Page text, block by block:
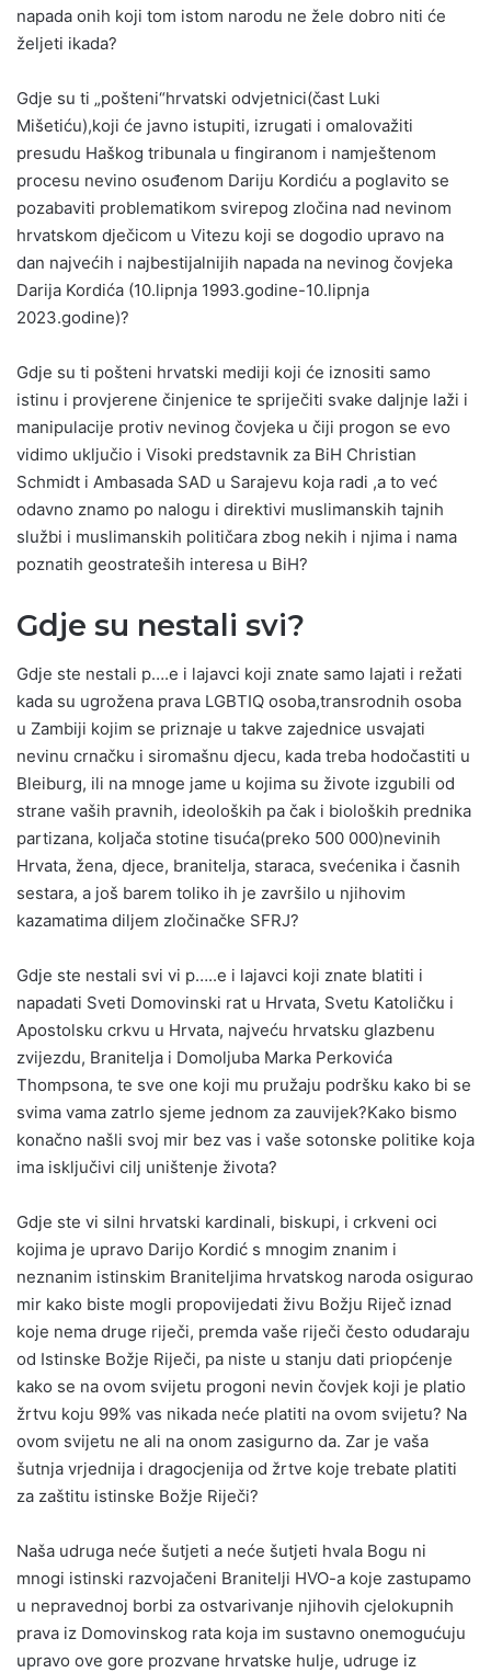
napada onih koji tom istom narodu ne žele dobro niti će
željeti ikada?
Gdje su ti „pošteni“hrvatski odvjetnici(čast Luki
Mišetiću),koji će javno istupiti, izrugati i omalovažiti
presudu Haškog tribunala u fingiranom i namještenom
procesu nevino osuđenom Dariju Kordiću a poglavito se
pozabaviti problematikom svirepog zločina nad nevinom
hrvatskom dječicom u Vitezu koji se dogodio upravo na
dan najvećih i najbestijalnijih napada na nevinog čovjeka
Darija Kordića (10.lipnja 1993.godine-10.lipnja
2023.godine)?
Gdje su ti pošteni hrvatski mediji koji će iznositi samo
istinu i provjerene činjenice te spriječiti svake daljnje laži i
manipulacije protiv nevinog čovjeka u čiji progon se evo
vidimo uključio i Visoki predstavnik za BiH Christian
Schmidt i Ambasada SAD u Sarajevu koja radi ,a to već
odavno znamo po nalogu i direktivi muslimanskih tajnih
službi i muslimanskih političara zbog nekih i njima i nama
poznatih geostrateših interesa u BiH?
Gdje su nestali svi?
Gdje ste nestali p….e i lajavci koji znate samo lajati i režati
kada su ugrožena prava LGBTIQ osoba,transrodnih osoba
u Zambiji kojim se priznaje u takve zajednice usvajati
nevinu crnačku i siromašnu djecu, kada treba hodočastiti u
Bleiburg, ili na mnoge jame u kojima su živote izgubili od
strane vaših pravnih, ideoloških pa čak i bioloških prednika
partizana, koljača stotine tisuća(preko 500 000)nevinih
Hrvata, žena, djece, branitelja, staraca, svećenika i časnih
sestara, a još barem toliko ih je završilo u njihovim
kazamatima diljem zločinačke SFRJ?
Gdje ste nestali svi vi p…..e i lajavci koji znate blatiti i
napadati Sveti Domovinski rat u Hrvata, Svetu Katoličku i
Apostolsku crkvu u Hrvata, najveću hrvatsku glazbenu
zvijezdu, Branitelja i Domoljuba Marka Perkovića
Thompsona, te sve one koji mu pružaju podršku kako bi se
svima vama zatrlo sjeme jednom za zauvijek?Kako bismo
konačno našli svoj mir bez vas i vaše sotonske politike koja
ima isključivi cilj uništenje života?
Gdje ste vi silni hrvatski kardinali, biskupi, i crkveni oci
kojima je upravo Darijo Kordić s mnogim znanim i
neznanim istinskim Braniteljima hrvatskog naroda osigurao
mir kako biste mogli propovijedati živu Božju Riječ iznad
koje nema druge riječi, premda vaše riječi često odudaraju
od Istinske Božje Riječi, pa niste u stanju dati priopćenje
kako se na ovom svijetu progoni nevin čovjek koji je platio
žrtvu koju 99% vas nikada neće platiti na ovom svijetu? Na
ovom svijetu ne ali na onom zasigurno da. Zar je vaša
šutnja vrjednija i dragocjenija od žrtve koje trebate platiti
za zaštitu istinske Božje Riječi?
Naša udruga neće šutjeti a neće šutjeti hvala Bogu ni
mnogi istinski razvojačeni Branitelji HVO-a koje zastupamo
u nepravednoj borbi za ostvarivanje njihovih cjelokupnih
prava iz Domovinskog rata koja im sustavno onemogućuju
upravo ove gore prozvane hrvatske hulje, udruge iz